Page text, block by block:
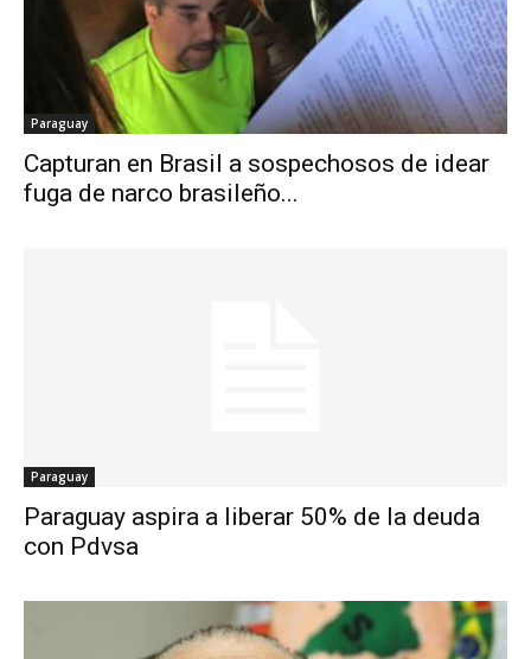
Paraguay
Capturan en Brasil a sospechosos de idear
fuga de narco brasileño...
Paraguay
Paraguay aspira a liberar 50% de la deuda
con Pdvsa